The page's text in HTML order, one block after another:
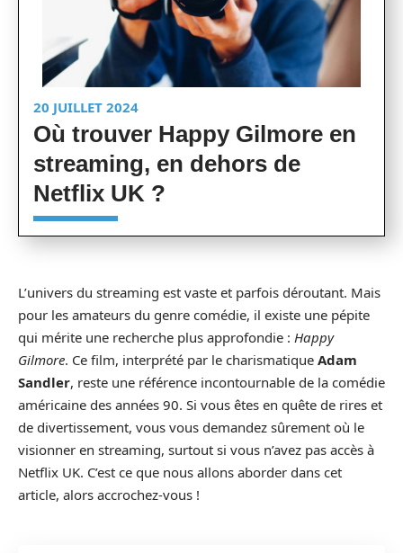
20 JUILLET 2024
Où trouver Happy Gilmore en
streaming, en dehors de
Netflix UK ?
L’univers du streaming est vaste et parfois déroutant. Mais
pour les amateurs du genre comédie, il existe une pépite
qui mérite une recherche plus approfondie : Happy
Gilmore. Ce film, interprété par le charismatique Adam
Sandler, reste une référence incontournable de la comédie
américaine des années 90. Si vous êtes en quête de rires et
de divertissement, vous vous demandez sûrement où le
visionner en streaming, surtout si vous n’avez pas accès à
Netflix UK. C’est ce que nous allons aborder dans cet
article, alors accrochez-vous !